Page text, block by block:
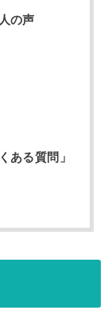
の声
ある質問」